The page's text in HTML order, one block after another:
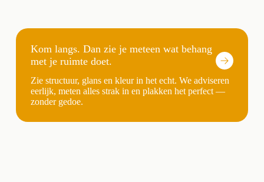
Kom langs. Dan zie je meteen wat behang
met je ruimte doet.
Zie structuur, glans en kleur in het echt. We adviseren
eerlijk, meten alles strak in en plakken het perfect —
zonder gedoe.